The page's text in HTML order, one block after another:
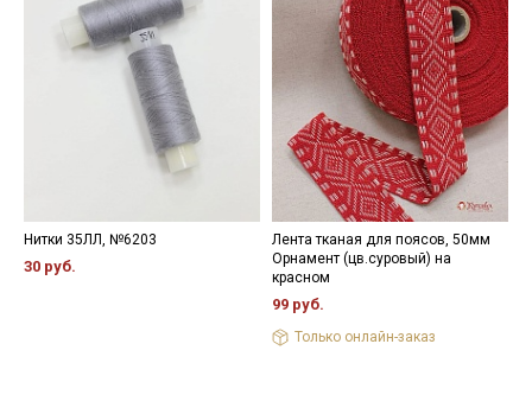
Нитки 35ЛЛ, №6203
30 руб.
Лента тканая для поясов, 50мм
Орнамент (цв.суровый) на
красном
99 руб.
Только онлайн-заказ